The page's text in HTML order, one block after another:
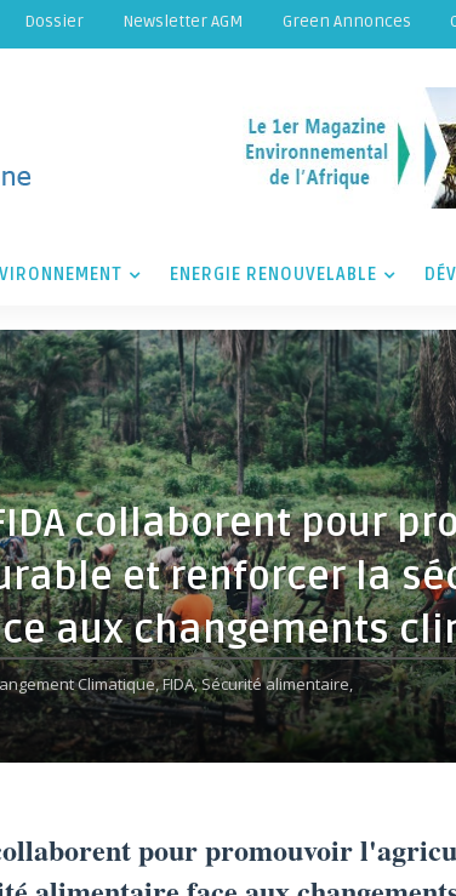
Dossier Newsletter AGM Green Annonces
ENERGIE RENOUVELABLE
collaborent pour
et renforcer la
aux changements
Climatique,FIDA,Sécurité alimentaire,
pour promouvoir